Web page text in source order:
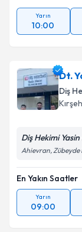
Yarın
10:00
Dt.
Diş
Diş Hekimi
Ahievran, Zübeyde
En Yakın Saatler
Yarın
09:00